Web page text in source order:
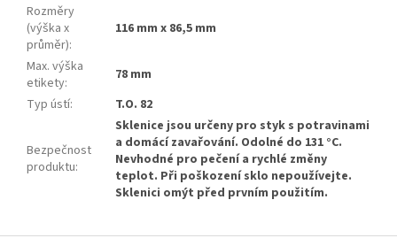
Rozměry
(výška x
průměr):
116 mm x 86,5 mm
Max. výška
etikety:
78 mm
Typ ústí: T.O. 82
Bezpečnost
produktu:
Sklenice jsou určeny pro styk s potravinami
a domácí zavařování. Odolné do 131 °C.
Nevhodné pro pečení a rychlé změny
teplot. Při poškození sklo nepoužívejte.
Sklenici omýt před prvním použitím.